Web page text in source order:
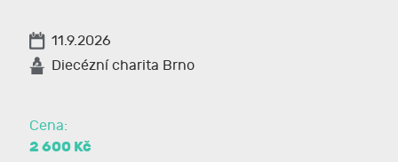
11.9.2026
Diecézní charita Brno
Cena:
2 600 Kč